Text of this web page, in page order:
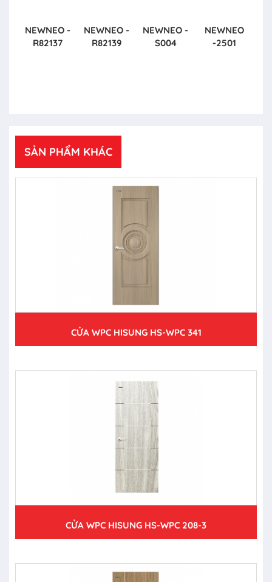
NEWNEO -
R82137
NEWNEO -
R82139
NEWNEO -
S004
NEWNEO
-2501
SẢN PHẨM KHÁC
CỬA WPC HISUNG HS-WPC 341
CỬA WPC HISUNG HS-WPC 208-3